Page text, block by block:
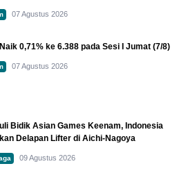
07 Agustus 2026
0,71% ke 6.388 pada Sesi I Jumat (7/8)
07 Agustus 2026
Bidik Asian Games Keenam, Indonesia
Delapan Lifter di Aichi-Nagoya
09 Agustus 2026